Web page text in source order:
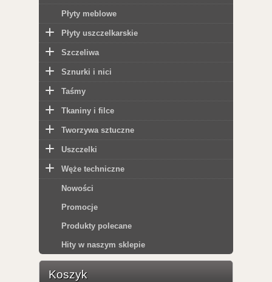
Płyty meblowe
Płyty uszczelkarskie
Szczeliwa
Sznurki i nici
Taśmy
Tkaniny i filce
Tworzywa sztuczne
Uszczelki
Węże techniczne
Nowości
Promocje
Produkty polecane
Hity w naszym sklepie
Koszyk